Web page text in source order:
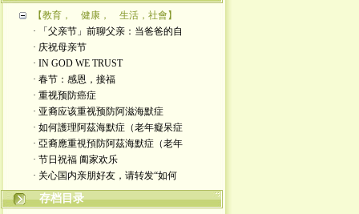
【教育， 健康， 生活，社會】
· 「父亲节」前聊父亲：当爸爸的自
· 庆祝母亲节
· IN GOD WE TRUST
· 春节：感恩，接福
· 重视预防癌症
· 亚裔应该重视预防阿滋海默症
· 如何護理阿茲海默症（老年癡呆症
· 亞裔應重視預防阿茲海默症（老年
· 节日祝福 阖家欢乐
· 关心国内亲朋好友，请转发“如何
存档目录